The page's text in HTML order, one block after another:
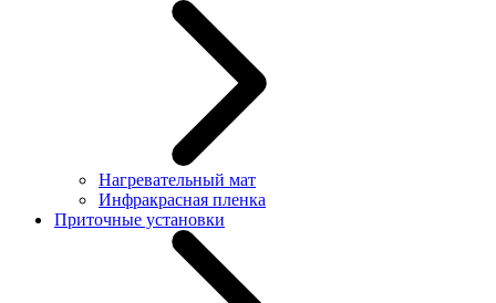
Нагревательный мат
Инфракрасная пленка
Приточные установки